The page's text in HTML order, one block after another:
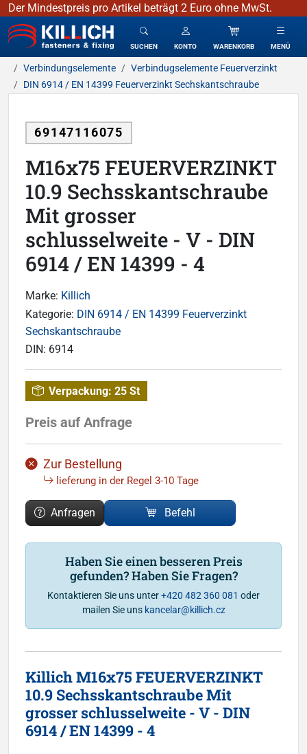
Der Mindestpreis pro Artikel beträgt 2 Euro ohne MwSt.
KILLICH - Verbindungselemente
SUCHEN KONTO WARENKORB MENÜ
Verbindungselemente
Verbindugselemente Feuerverzinkt
DIN 6914 / EN 14399 Feuerverzinkt Sechskantschraube
69147116075
M16x75 FEUERVERZINKT
10.9 Sechsskantschraube
Mit grosser
schlusselweite - V - DIN
6914 / EN 14399 - 4
Marke: Killich
Kategorie: DIN 6914 / EN 14399 Feuerverzinkt
Sechskantschraube
DIN: 6914
Verpackung: 25 St
Preis auf Anfrage
Zur Bestellung
lieferung in der Regel 3-10 Tage
Anfragen Befehl
Haben Sie einen besseren Preis
gefunden? Haben Sie Fragen?
Kontaktieren Sie uns unter+420 482 360 081 oder
mailen Sie uns kancelar@killich.cz
Killich M16x75 FEUERVERZINKT
10.9 Sechsskantschraube Mit
grosser schlusselweite - V - DIN
6914 / EN 14399 - 4